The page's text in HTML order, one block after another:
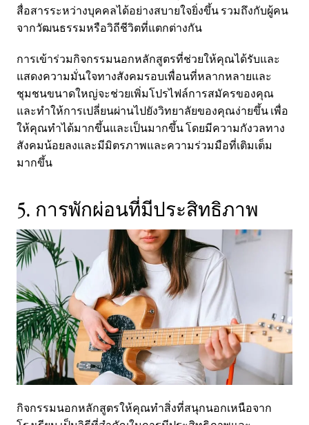
สื่อสารระหว่างบุคคลได้อย่างสบายใจยิ่งขึ้น รวมถึงกับผู้คน
จากวัฒนธรรมหรือวิถีชีวิตที่แตกต่างกัน
การเข้าร่วมกิจกรรมนอกหลักสูตรที่ช่วยให้คุณได้รับและ
แสดงความมั่นใจทางสังคมรอบเพื่อนที่หลากหลายและ
ชุมชนขนาดใหญ่จะช่วยเพิ่มโปรไฟล์การสมัครของคุณ
และทำให้การเปลี่ยนผ่านไปยังวิทยาลัยของคุณง่ายขึ้น เพื่อ
ให้คุณทำได้มากขึ้นและเป็นมากขึ้น โดยมีความกังวลทาง
สังคมน้อยลงและมีมิตรภาพและความร่วมมือที่เติมเต็ม
มากขึ้น
5. การพักผ่อนที่มีประสิทธิภาพ
กิจกรรมนอกหลักสูตรให้คุณทำสิ่งที่สนุกนอกเหนือจาก